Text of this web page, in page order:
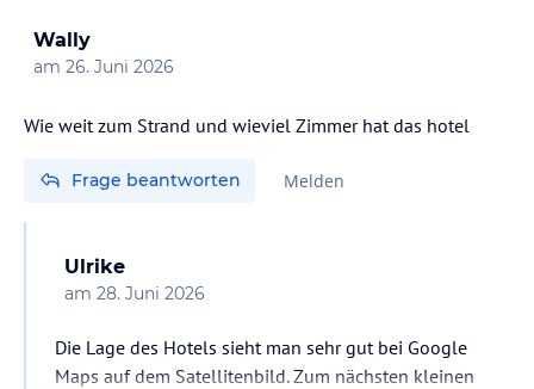
Wally
am 26. Juni 2026
Wie weit zum Strand und wieviel Zimmer hat das hotel
Frage beantworten Melden
Ulrike
am 28. Juni 2026
Die Lage des Hotels sieht man sehr gut bei Google
Maps auf dem Satellitenbild. Zum nächsten kleinen